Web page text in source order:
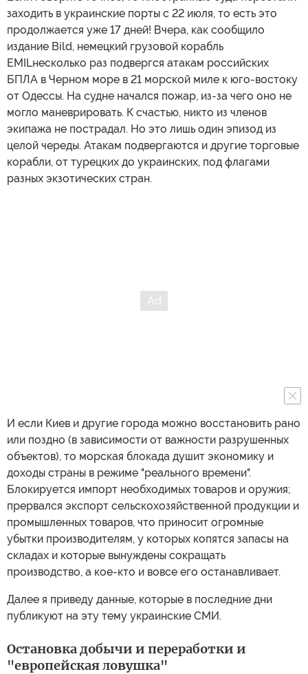
заходить в украинские порты с 22 июля, то есть это
продолжается уже 17 дней! Вчера, как сообщило
издание Bild, немецкий грузовой корабль
EMILнесколько раз подвергся атакам российских
БПЛА в Черном море в 21 морской миле к юго-востоку
от Одессы. На судне начался пожар, из-за чего оно не
могло маневрировать. К счастью, никто из членов
экипажа не пострадал. Но это лишь один эпизод из
целой череды. Атакам подвергаются и другие торговые
корабли, от турецких до украинских, под флагами
разных экзотических стран.
И если Киев и другие города можно восстановить рано
или поздно (в зависимости от важности разрушенных
объектов), то морская блокада душит экономику и
доходы страны в режиме "реального времени".
Блокируется импорт необходимых товаров и оружия;
прервался экспорт сельскохозяйственной продукции и
промышленных товаров, что приносит огромные
убытки производителям, у которых копятся запасы на
складах и которые вынуждены сокращать
производство, а кое-кто и вовсе его останавливает.
Далее я приведу данные, которые в последние дни
публикуют на эту тему украинские СМИ.
Остановка добычи и переработки и
"европейская ловушка"